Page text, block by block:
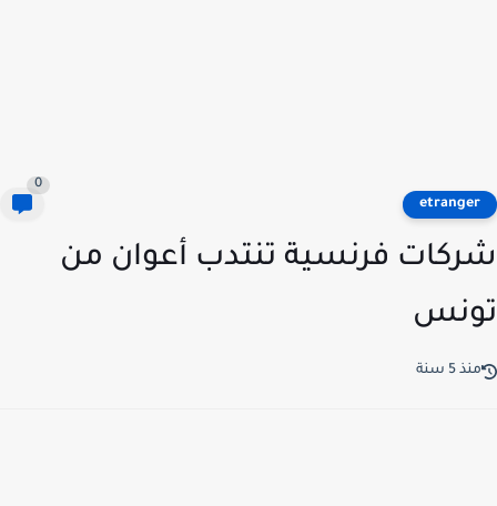
فرنسية تنتدب أعوان من
5 سنة